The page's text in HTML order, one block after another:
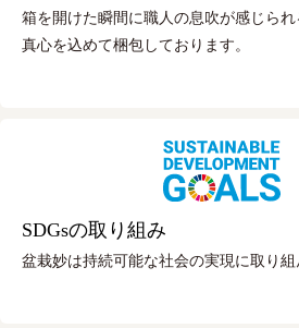
箱を開けた瞬間に職人の息吹が感じられ
真心を込めて梱包しております。
SDGsの取り組み
盆栽妙は持続可能な社会の実現に取り